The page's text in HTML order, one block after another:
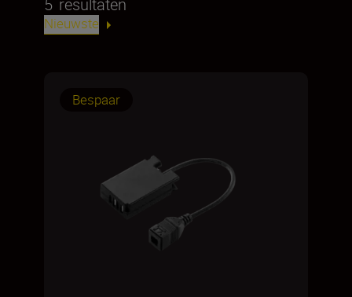
5 resultaten
Nieuwste
Bespaar